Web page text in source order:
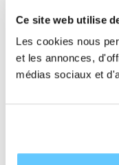
Ce site web utilise
Les cookies nous
et les annonces,
médias sociaux et
dominé la scène
d’une
l’argent
le bronze au 500
humaines,